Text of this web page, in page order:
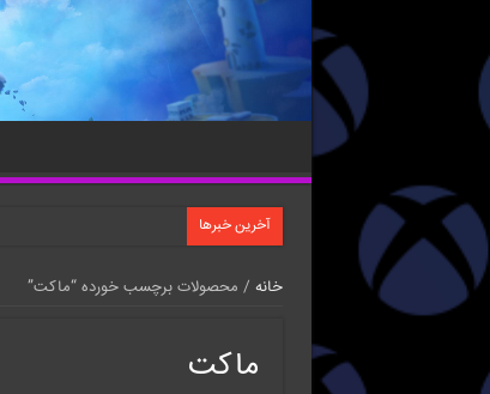
آخرین خبرها
خانه / محصولات برچسب خورده “ماکت”
ماکت